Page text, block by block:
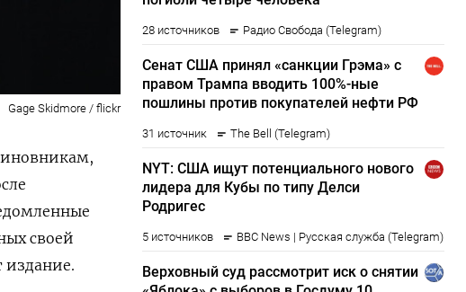
Gage Skidmore / flickr
своей
издание.